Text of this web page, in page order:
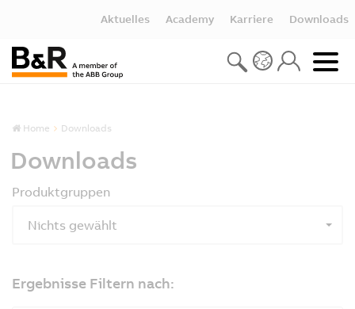
Aktuelles Academy Karriere Downloads
Home Downloads
Downloads
Produktgruppen
Nichts gewählt
Ergebnisse Filtern nach: